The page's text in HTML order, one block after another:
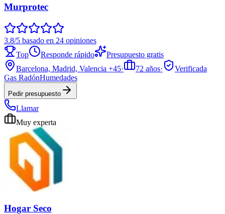
Murprotec
3.8/5 basado en 24 opiniones
Top
Responde rápido
Presupuesto gratis
Barcelona, Madrid, Valencia +45· 72 años·
Verificada
Gas RadónHumedades
Pedir presupuesto
Llamar
Muy experta
Hogar Seco